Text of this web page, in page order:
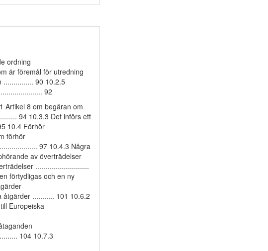
ordning
är föremål för utredning
............... 90 10.2.5
92
Artikel 8 om begäran om
94 10.3.3 Det införs ett
10.4 Förhör
förhör
97 10.4.3 Några
av överträdelser
...........................
förtydligas och en ny
åtgärder ........... 101 10.6.2
Europeiska
104 10.7.3